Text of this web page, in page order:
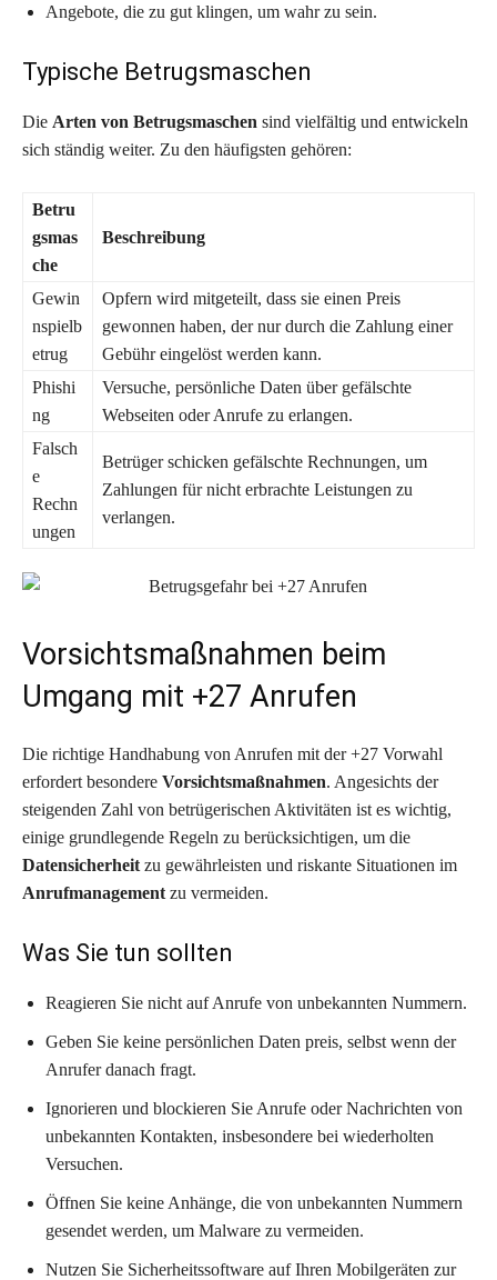
Angebote, die zu gut klingen, um wahr zu sein.
Typische Betrugsmaschen
Die Arten von Betrugsmaschen sind vielfältig und entwickeln
sich ständig weiter. Zu den häufigsten gehören:
Betru
gsmas
che
Beschreibung
Gewin
nspielb
etrug
Opfern wird mitgeteilt, dass sie einen Preis
gewonnen haben, der nur durch die Zahlung einer
Gebühr eingelöst werden kann.
Phishi
ng
Versuche, persönliche Daten über gefälschte
Webseiten oder Anrufe zu erlangen.
Falsch
e
Rechn
ungen
Betrüger schicken gefälschte Rechnungen, um
Zahlungen für nicht erbrachte Leistungen zu
verlangen.
Vorsichtsmaßnahmen beim
Umgang mit +27 Anrufen
Die richtige Handhabung von Anrufen mit der +27 Vorwahl
erfordert besondere Vorsichtsmaßnahmen. Angesichts der
steigenden Zahl von betrügerischen Aktivitäten ist es wichtig,
einige grundlegende Regeln zu berücksichtigen, um die
Datensicherheit zu gewährleisten und riskante Situationen im
Anrufmanagement zu vermeiden.
Was Sie tun sollten
Reagieren Sie nicht auf Anrufe von unbekannten Nummern.
Geben Sie keine persönlichen Daten preis, selbst wenn der
Anrufer danach fragt.
Ignorieren und blockieren Sie Anrufe oder Nachrichten von
unbekannten Kontakten, insbesondere bei wiederholten
Versuchen.
Öffnen Sie keine Anhänge, die von unbekannten Nummern
gesendet werden, um Malware zu vermeiden.
Nutzen Sie Sicherheitssoftware auf Ihren Mobilgeräten zur